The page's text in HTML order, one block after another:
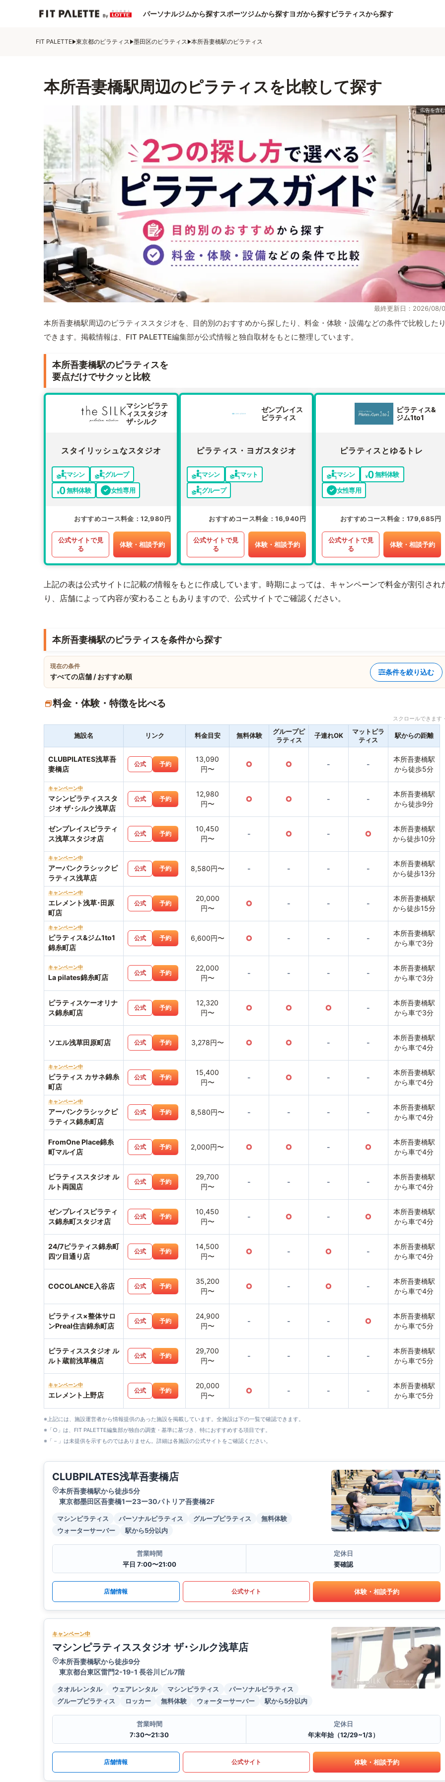
パーソナルジムから探すスポーツジムから探すヨガから探すピラティスから探す
FIT PALETTE 東京都のピラティス 墨田区のピラティス 本所吾妻橋駅のピラティス
本所吾妻橋駅周辺のピラティスを比較して探す
最終更新日：2026/08/
本所吾妻橋駅周辺のピラティススタジオを、目的別のおすすめから探したり、料金・体験・設備などの条件で比較した
できます。掲載情報は、FIT PALETTE編集部が公式情報と独自取材をもとに整理しています。
本所吾妻橋駅のピラティスを
要点だけでサクッと比較
マシンピラテ
ィススタジオ
ザ･シルク
スタイリッシュなスタジオ
マシン
グループ
無料体験
女性専用
おすすめコース料金 12,980円
公式サイトで見
る
体験・相談予約
ゼンプレイス
ピラティス
ピラティス・ヨガスタジオ
マシン
マット
グループ
おすすめコース料金 16,940円
公式サイトで見
る
体験・相談予約
ピラティス&
ジム1to1
ピラティスとゆるトレ
マシン
無料体験
女性専用
おすすめコース料金 179,685円
公式サイトで見
る
体験・相談予約
上記の表は公式サイトに記載の情報をもとに作成しています。時期によっては、キャンペーンで料金が割引され
り、店舗によって内容が変わることもありますので、公式サイトでご確認ください。
本所吾妻橋駅のピラティスを条件から探す
現在の条件
すべての店舗 / おすすめ順
条件を絞り込む
料金・体験・特徴を比べる
スクロールできま
施設名 リンク 料金目安 無料体験
グループピ
ラティス
子連れOK
マットピラ
ティス
駅からの距離
CLUBPILATES浅草吾
妻橋店
公式 予約
13,090
円〜
○ ○ - -
本所吾妻橋駅
から徒歩5分
キャンペーン中
マシンピラティススタ
ジオ ザ･シルク浅草店
公式 予約
12,980
円〜
○ ○ - -
本所吾妻橋駅
から徒歩9分
ゼンプレイスピラティ
ス浅草スタジオ店
公式 予約
10,450
円〜
- ○ - ○
本所吾妻橋駅
から徒歩10分
キャンペーン中
アーバンクラシックピ
ラティス浅草店
公式 予約 8,580円〜 - - - -
本所吾妻橋駅
から徒歩13分
キャンペーン中
エレメント浅草･田原
町店
公式 予約
20,000
円〜
○ - - -
本所吾妻橋駅
から徒歩15分
キャンペーン中
ピラティス&ジム1to1
錦糸町店
公式 予約 6,600円〜 ○ - - -
本所吾妻橋駅
から車で3分
キャンペーン中
La pilates錦糸町店
公式 予約
22,000
円〜
- - - -
本所吾妻橋駅
から車で3分
ピラティスケーオリナ
ス錦糸町店
公式 予約
12,320
円〜
○ ○ ○ -
本所吾妻橋駅
から車で3分
ソエル浅草田原町店 公式 予約 3,278円〜 ○ ○ - -
本所吾妻橋駅
から車で4分
キャンペーン中
ピラティス カサネ錦糸
町店
公式 予約
15,400
円〜
- ○ - -
本所吾妻橋駅
から車で4分
キャンペーン中
アーバンクラシックピ
ラティス錦糸町店
公式 予約 8,580円〜 - - - -
本所吾妻橋駅
から車で4分
FromOne Place錦糸
町マルイ店
公式 予約 2,000円〜 ○ ○ - ○
本所吾妻橋駅
から車で4分
ピラティススタジオ ル
ルト両国店
公式 予約
29,700
円〜
- - - -
本所吾妻橋駅
から車で4分
ゼンプレイスピラティ
ス錦糸町スタジオ店
公式 予約
10,450
円〜
- ○ - ○
本所吾妻橋駅
から車で4分
24/7ピラティス錦糸町
四ツ目通り店
公式 予約
14,500
円〜
○ - ○ -
本所吾妻橋駅
から車で4分
COCOLANCE入谷店 公式 予約
35,200
円〜
○ - ○ -
本所吾妻橋駅
から車で4分
ピラティス×整体サロ
ンPreal住吉錦糸町店
公式 予約
24,900
円〜
- - - ○
本所吾妻橋駅
から車で5分
ピラティススタジオ ル
ルト蔵前浅草橋店
公式 予約
29,700
円〜
- - - -
本所吾妻橋駅
から車で5分
キャンペーン中
エレメント上野店
公式 予約
20,000
円〜
○ - - -
本所吾妻橋駅
から車で5分
※上記には、施設運営者から情報提供のあった施設を掲載しています。全施設は下の一覧で確認できます。
※「○」は、FIT PALETTE編集部が独自の調査・基準に基づき、特におすすめする項目です。
※「－」は未提供を示すものではありません。詳細は各施設の公式サイトをご確認ください。
CLUBPILATES浅草吾妻橋店
本所吾妻橋駅から徒歩5分
東京都墨田区吾妻橋1ー23ー30パトリア吾妻橋2F
マシンピラティス パーソナルピラティス グループピラティス
無料体験
ウォーターサーバー
駅から5分以内
営業時間
平日 7:00〜21:00
定休日
要確認
店舗情報 公式サイト 体験・相談予約
キャンペーン中
マシンピラティススタジオ ザ･シルク浅草店
本所吾妻橋駅から徒歩9分
東京都台東区雷門2-19-1 長谷川ビル7階
タオルレンタル ウェアレンタル マシンピラティス
パーソナルピラティス
グループピラティス
ロッカー 無料体験 ウォーターサーバー 駅から5分以内
営業時間
7:30〜21:30
定休日
年末年始（12/29~1/3）
店舗情報 公式サイト 体験・相談予約